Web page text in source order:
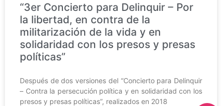
“3er Concierto para Delinquir – Por
la libertad, en contra de la
militarización de la vida y en
solidaridad con los presos y presas
políticas”
Después de dos versiones del “Concierto para Delinquir
– Contra la persecución política y en solidaridad con los
presos y presas políticas”, realizados en 2018